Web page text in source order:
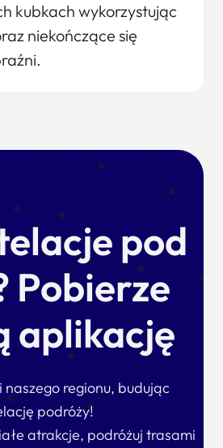
kubkach wykorzystując
niekończące się
pod
Pobierze
aplikację
regionu, budując
podróży!
atrakcje, podróżuj trasami